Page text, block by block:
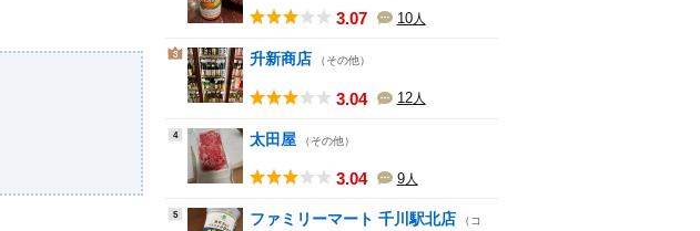
3.07 10人
3 升新商店 （その他）
3.04 12人
4 太田屋 （その他）
3.04 9人
5 ファミリーマート 千川駅北店 （コ